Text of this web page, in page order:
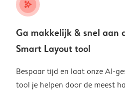
stars_plus
Ga makkelijk & snel aan
Smart Layout tool
Bespaar tijd en laat onze AI-
tool je helpen door de meest